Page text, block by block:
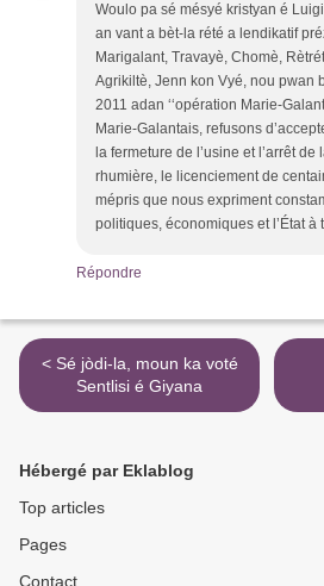
Woulo pa sé mésyé kristyan é
an vant a bèt-la rété a lendikatif
Marigalant, Travayè, Chomè,
Agrikiltè, Jenn kon Vyé, nou pwan
2011 adan ‘‘opération Marie-
Marie-Galantais, refusons
la fermeture de l’usine et l’arrêt
rhumière, le licenciement de
mépris que nous expriment
politiques, économiques et l’État
Répondre
< Sé jòdi-la, moun ka voté
Sentlisi é Giyana
Hébergé par Eklablog
Top articles
Pages
Contact